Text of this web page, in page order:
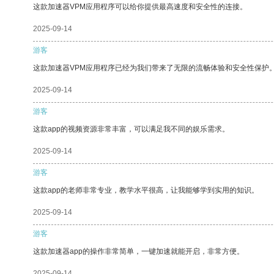
这款加速器VPM应用程序可以给你提供最高速度和安全性的连接。
2025-09-14
游客
这款加速器VPM应用程序已经为我们带来了无限的流畅体验和安全性保护
2025-09-14
游客
这款app的视频资源非常丰富，可以满足我不同的娱乐需求。
2025-09-14
游客
这款app的老师非常专业，教学水平很高，让我能够学到实用的知识。
2025-09-14
游客
这款加速器app的操作非常简单，一键加速就能开启，非常方便。